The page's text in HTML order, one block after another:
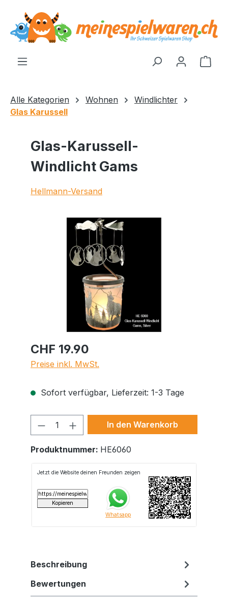
springen
Alle Kategorien Wohnen
Windlichter
Glas Karussell
Glas-Karussell-
Windlicht Gams
Hellmann-Versand
Bildergalerie überspringen
CHF 19.90
Preise inkl. MwSt.
Sofort verfügbar, Lieferzeit: 1-3 Tage
Produkt Anzahl: Gib den
In den Warenkorb
Produktnummer: HE6060
Beschreibung
Bewertungen